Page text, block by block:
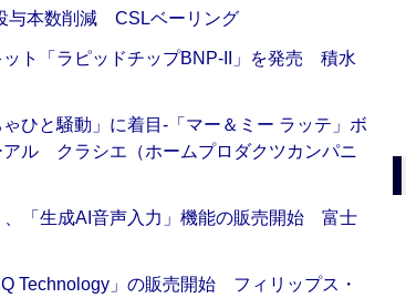
与本数削減 CSLベーリング
ット「ラピッドチップBNP-II」を発売 積水
ひと騒動」に着目‐「マー＆ミー ラッテ」ボ
ル クラシエ（ホームプロダクツカンパニ
、「生成AI音声入力」機能の販売開始 富士
Technology」の販売開始 フィリップス・